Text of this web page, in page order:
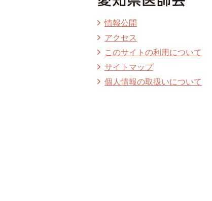
情報公開
アクセス
このサイトの利用について
サイトマップ
個人情報の取扱いについて